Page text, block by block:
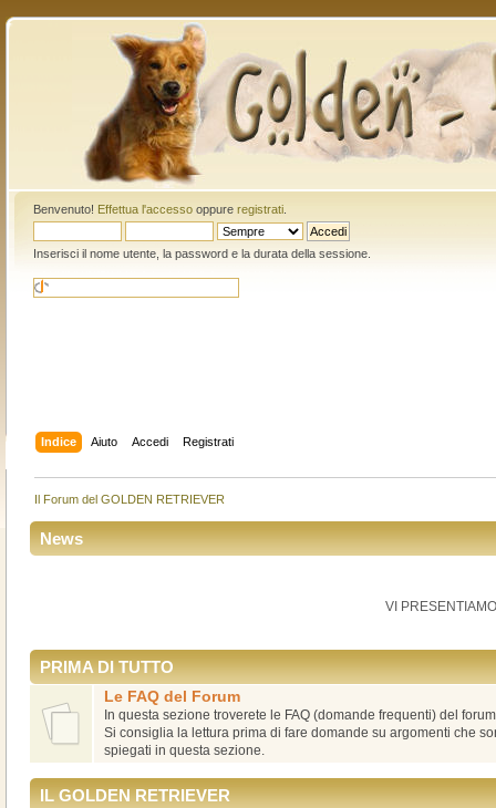
Benvenuto! Effettua l'accessooppure registrati.
Inserisci il nome utente, la password e la durata della sessione.
Indice Aiuto Accedi Registrati
Il Forum del GOLDEN RETRIEVER
News
VI
PRIMA DI TUTTO
Le FAQ del Forum
In questa sezione troverete le FAQ (domande frequenti) del
Si consiglia la lettura prima di fare domande su argomenti che
spiegati in questa sezione.
IL GOLDEN RETRIEVER